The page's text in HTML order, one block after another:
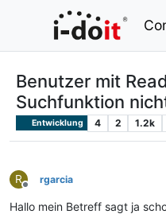
Benutzer mit
Suchfunktion
Entwicklung 4 2 1.2k
R
Offline
rgarcia
Hallo mein Betreff sagt ja